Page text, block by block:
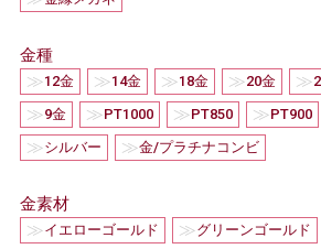
金種
≫12金 ≫14金 ≫18金 ≫20金 ≫
≫9金 ≫PT1000 ≫PT850 ≫PT900
≫シルバー ≫金/プラチナコンビ
金素材
≫イエローゴールド ≫グリーンゴールド